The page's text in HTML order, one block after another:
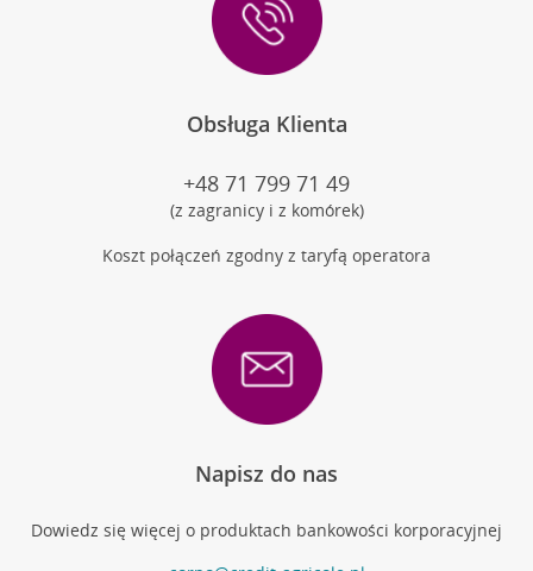
Obsługa Klienta
+48 71 799 71 49
(z zagranicy i z komórek)
Koszt połączeń zgodny z taryfą operatora
Napisz do nas
Dowiedz się więcej o produktach bankowości korporacyjnej